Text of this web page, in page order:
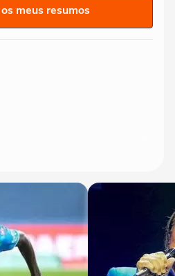
meus resumos